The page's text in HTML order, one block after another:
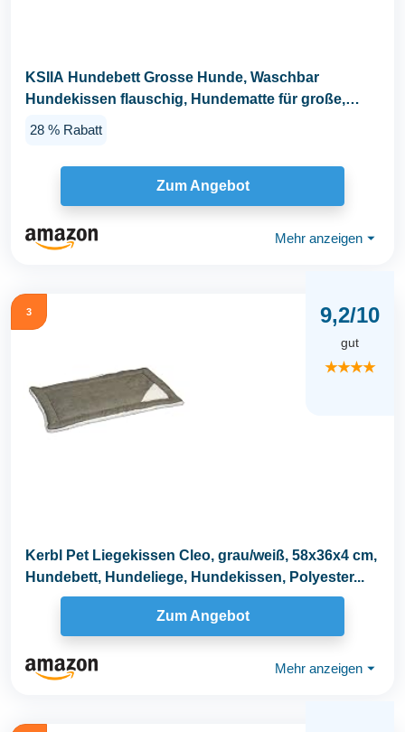
KSIIA Hundebett Grosse Hunde, Waschbar
Hundekissen flauschig, Hundematte für große,
28 % Rabatt
Zum Angebot
Mehr anzeigen ⏷
3 9,2/10
gut
★★★★
Kerbl Pet Liegekissen Cleo, grau/weiß, 58x36x4 cm,
Hundebett, Hundeliege, Hundekissen, Polyester...
Zum Angebot
Mehr anzeigen ⏷